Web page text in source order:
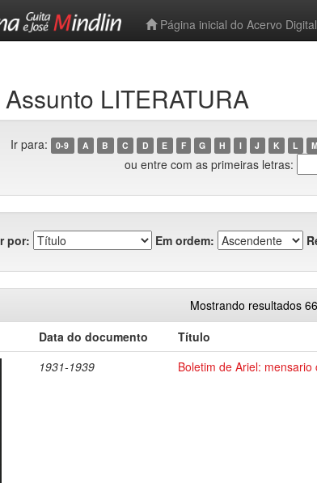
Página inicial do Acervo Digital
LITERATURA
Ir para: 0-9 A B C D E F G H I J K L M
ou entre com as primeiras letras:
por: Em ordem:
Mostrando resultados
Data do documento Título
1931-1939
Boletim de Ariel: